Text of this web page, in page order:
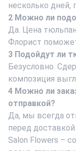
несколько дней,
2 Можно ли
Да. Цена
Флорист
3 Подойдут ли
Безусловно.
композиция
4 Можно ли
отправкой?
Да, мы всегда
перед доставкой.
Salon Flowers –